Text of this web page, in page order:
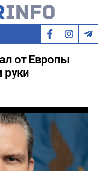
от Европы
руки